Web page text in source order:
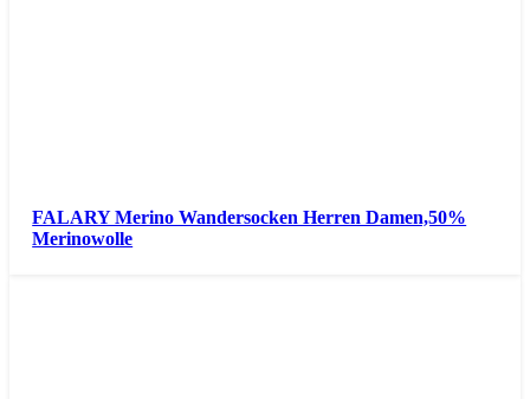
FALARY Merino Wandersocken Herren Damen,50%
Merinowolle